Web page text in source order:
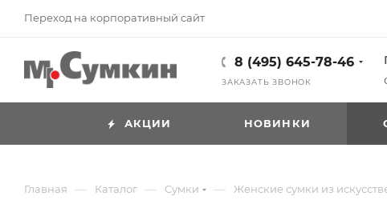
Переход на корпоративный сайт
8 (495) 645-78-46
ЗАКАЗАТЬ ЗВОНОК
АКЦИИ НОВИНКИ
Главная — Каталог — Cумки — Женские сумки из